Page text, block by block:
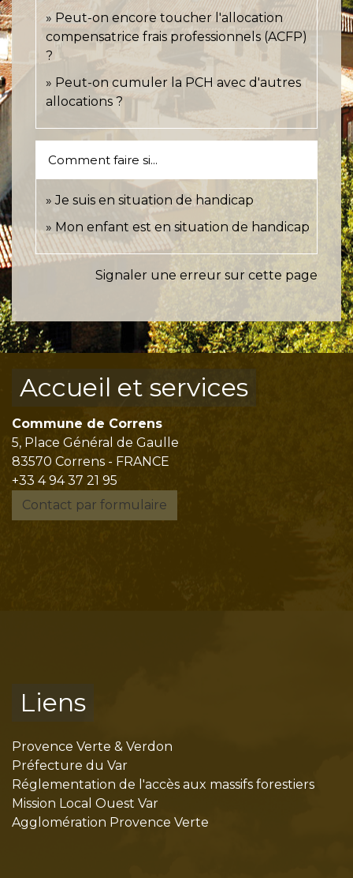
Peut-on encore toucher l'allocation
compensatrice frais professionnels (ACFP)
?
Peut-on cumuler la PCH avec d'autres
allocations ?
Comment faire si...
Je suis en situation de handicap
Mon enfant est en situation de handicap
Signaler une erreur sur cette page
Accueil et services
Commune de Correns
5, Place Général de Gaulle
83570 Correns - FRANCE
+33 4 94 37 21 95
Contact par formulaire
Liens
Provence Verte & Verdon
Préfecture du Var
Réglementation de l'accès aux massifs forestiers
Mission Local Ouest Var
Agglomération Provence Verte